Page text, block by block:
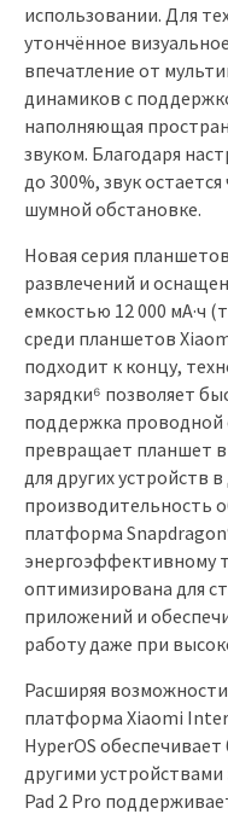
использовании. Для
утончённое
впечатление от
динамиков с
наполняющая
звуком. Благодаря
до 300%, звук
шумной обстановке.
Новая серия
развлечений и
емкостью 12 000 мА·ч
среди планшетов
подходит к концу,
зарядки⁶ позволяет
поддержка проводной
превращает планшет
для других устройств
производительность
платформа
энергоэффективному
оптимизирована для
приложений и
работу даже при
Расширяя
платформа Xiaomi
HyperOS
другими устройствами
Pad 2 Pro